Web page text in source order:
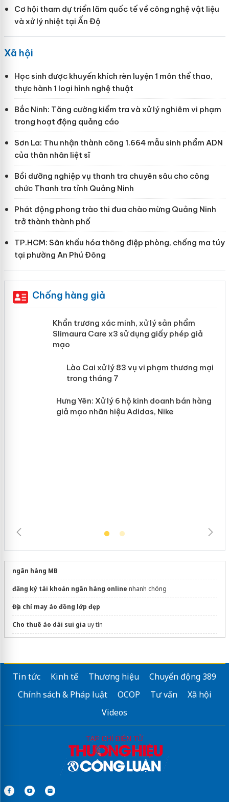
Cơ hội tham dự triển lãm quốc tế về công nghệ vật liệu
và xử lý nhiệt tại Ấn Độ
Xã hội
Học sinh được khuyến khích rèn luyện 1 môn thể thao,
thực hành 1 loại hình nghệ thuật
Bắc Ninh: Tăng cường kiểm tra và xử lý nghiêm vi phạm
trong hoạt động quảng cáo
Sơn La: Thu nhận thành công 1.664 mẫu sinh phẩm ADN
của thân nhân liệt sĩ
Bồi dưỡng nghiệp vụ thanh tra chuyên sâu cho công
chức Thanh tra tỉnh Quảng Ninh
Phát động phong trào thi đua chào mừng Quảng Ninh
trở thành thành phố
TP.HCM: Sân khấu hóa thông điệp phòng, chống ma túy
tại phường An Phú Đông
Chống hàng giả
Khẩn trương xác minh, xử lý sản phẩm
Slimaura Care x3 sử dụng giấy phép giả
mạo
Lào Cai xử lý 83 vụ vi phạm thương
mại trong tháng 7
ngân hàng MB
đăng ký tài khoản ngân hàng online nhanh chóng
Địa chỉ may áo đồng lớp đẹp
Cho thuê áo dài sui gia uy tín
ảnh bìa zalo http://stingworld.vn/
Sửa máy rửa bát bosch
Tin tức Kinh tế Thương hiệu
Chuyển động 389
Chính sách & Pháp luật
OCOP Tư vấn
Xã hội
Videos